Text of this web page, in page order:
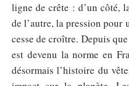
ligne de crête : d’un côté,
de l’autre, la pression pour
cesse de croître. Depuis que
est devenu la norme en
désormais l’histoire du